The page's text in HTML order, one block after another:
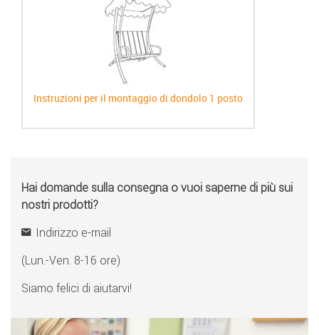
Instruzioni per il montaggio di dondolo 1 posto
Hai domande sulla consegna o vuoi saperne di più sui
nostri prodotti?
Indirizzo e-mail
(Lun.-Ven. 8-16 ore)
Siamo felici di aiutarvi!